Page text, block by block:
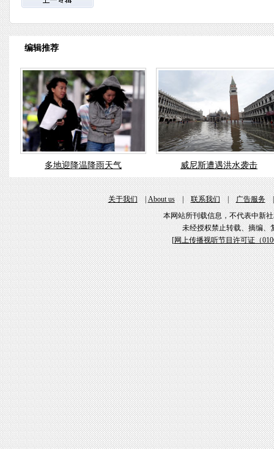
编辑推荐
多地迎降温降雨天气 威尼斯遭遇洪水袭击
关于我们|About us|联系我们|广告服务
本网站所刊载信息，不代表中新
未经授权禁止转载、摘编、
[网上传播视听节目许可证（